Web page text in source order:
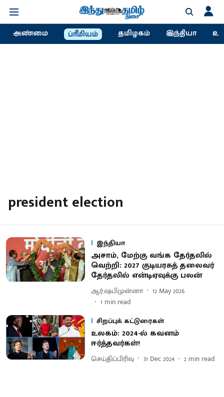
அண்மை ப்ரீமியம் தமிழகம் இந்தியா
president election
இந்தியா
அசாம், மேற்கு வங்க தேர்தலில்
வெற்றி: 2027 குடியரசுத் தலைவர்
தேர்தலில் என்டிஏவுக்கு பலன்
ஆர்.ஷபிமுன்னா
12 May 2026
1 min read
சிறப்புக் கட்டுரைகள்
உலகம்: 2024-ல் கவனம்
ஈர்த்தவர்கள்!
செய்திப்பிரிவு 31 Dec 2024 2 min read